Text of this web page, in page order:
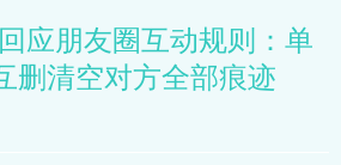
应朋友圈互动规则：单
删清空对方全部痕迹